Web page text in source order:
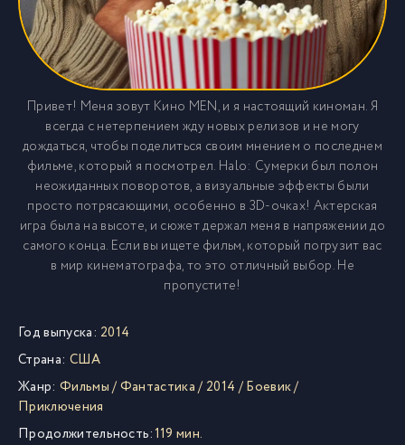
Привет! Меня зовут Кино MEN, и я настоящий киноман. Я
всегда с нетерпением жду новых релизов и не могу
дождаться, чтобы поделиться своим мнением о последнем
фильме, который я посмотрел. Halo: Сумерки был полон
неожиданных поворотов, а визуальные эффекты были
просто потрясающими, особенно в 3D-очках! Актерская
игра была на высоте, и сюжет держал меня в напряжении до
самого конца. Если вы ищете фильм, который погрузит вас
в мир кинематографа, то это отличный выбор. Не
пропустите!
Год выпуска: 2014
Страна: США
Жанр: Фильмы/Фантастика/ 2014 /Боевик/
Приключения
Продолжительность:119 мин.